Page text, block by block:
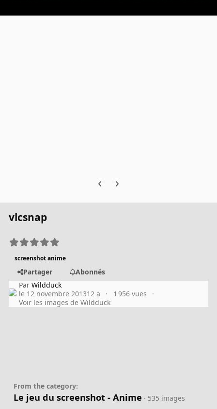
Previous carousel slide
Next carousel slide
vlcsnap
screenshot anime
Partager
Abonnés
ParWildduck
le 12 novembre 201312 a
1 956 vues
Voir les images de Wildduck
From the category:
Le jeu du screenshot - Anime · 535 images